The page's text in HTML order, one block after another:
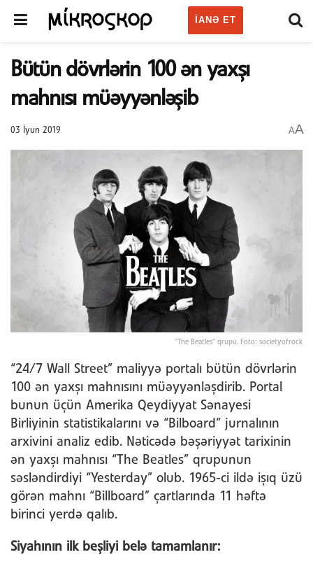
IANƏ ET
Bütün dövrlərin 100 ən yaxşı
mahnısı müəyyənləşib
03 İyun 2019 AA
"The Beatles" qrupu. Foto: societyofrock
“24/7 Wall Street” maliyyə portalı bütün dövrlərin
100 ən yaxşı mahnısını müəyyənləşdirib. Portal
bunun üçün Amerika Qeydiyyat Sənayesi
Birliyinin statistikalarını və “Bilboard” jurnalının
arxivini analiz edib. Nəticədə bəşəriyyət tarixinin
ən yaxşı mahnısı “The Beatles” qrupunun
səsləndirdiyi “Yesterday” olub. 1965-ci ildə işıq üzü
görən mahnı “Billboard” çartlarında 11 həftə
birinci yerdə qalıb.
Siyahının ilk beşliyi belə tamamlanır: